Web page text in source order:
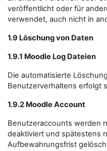
veröffentlicht oder für
verwendet, auch nicht in
1.9 Löschung von Daten
1.9.1 Moodle Log Dateien
Die automatisierte
Benutzerverhaltens erfolgt
1.9.2 Moodle Account
Benutzeraccounts werden
deaktiviert und spätestens
Aufbewahrungsfrist